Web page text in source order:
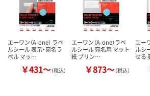
カゴへ
エーワン（A-one） ラベ
ルシール 表示・宛名ラ
ベル マッ…
￥431～（税込）
エーワン（A-one）ラベ
ルシール 宛名用 マット
紙 プリン…
￥873～（税込）
エー
ルシ
せる